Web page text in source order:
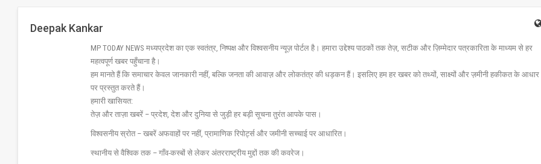
Deepak Kankar
MP TODAY NEWS मध्यप्रदेश का एक स्वतंत्र, निष्पक्ष और विश्वसनीय न्यूज़ पोर्टल है। हमारा उद्देश्य पाठकों तक तेज़, सटीक और ज़िम्मेदार पत्रकारिता के माध्यम से हर
महत्वपूर्ण खबर पहुँचाना है।
हम मानते हैं कि समाचार केवल जानकारी नहीं, बल्कि जनता की आवाज़ और लोकतंत्र की धड़कन हैं। इसलिए हम हर खबर को तथ्यों, साक्ष्यों और ज़मीनी हकीकत के आधार
पर प्रस्तुत करते हैं।
हमारी खासियत:
तेज़ और ताज़ा खबरें – प्रदेश, देश और दुनिया से जुड़ी हर बड़ी सूचना तुरंत आपके पास।
विश्वसनीय स्रोत – खबरें अफवाहों पर नहीं, प्रामाणिक रिपोर्ट्स और जमीनी सच्चाई पर आधारित।
स्थानीय से वैश्विक तक – गाँव-कस्बों से लेकर अंतरराष्ट्रीय मुद्दों तक की कवरेज।